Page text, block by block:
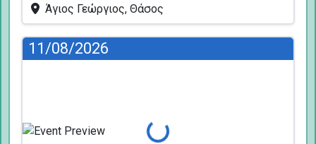
Άγιος Γεώργιος, Θάσος
11/08/2026
Φόρτωση...